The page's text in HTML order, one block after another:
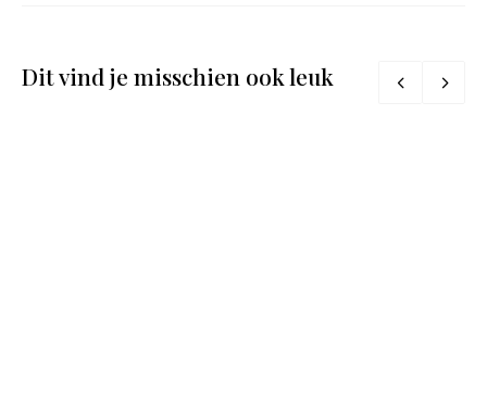
Dit vind je misschien ook leuk